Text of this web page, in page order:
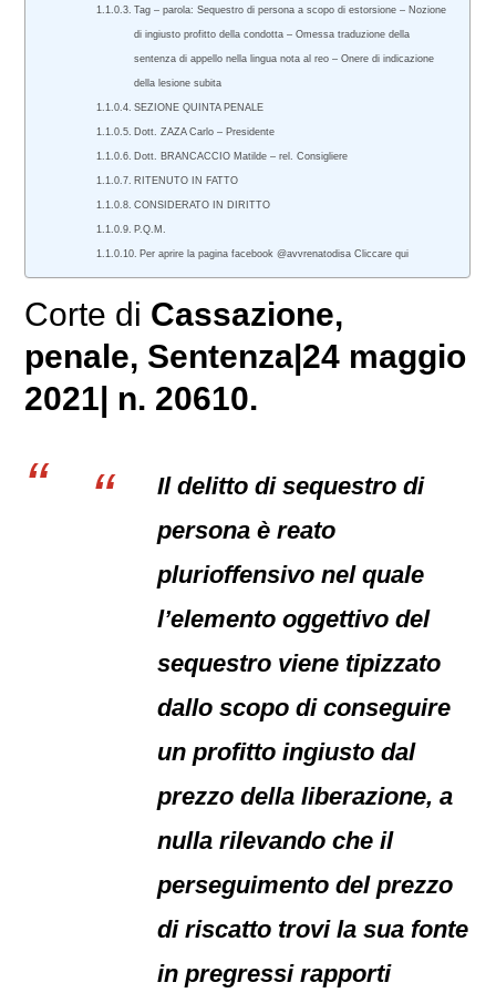
Tag – parola: Sequestro di persona a scopo di estorsione – Nozione
di ingiusto profitto della condotta – Omessa traduzione della
sentenza di appello nella lingua nota al reo – Onere di indicazione
della lesione subita
SEZIONE QUINTA PENALE
Dott. ZAZA Carlo – Presidente
Dott. BRANCACCIO Matilde – rel. Consigliere
RITENUTO IN FATTO
CONSIDERATO IN DIRITTO
P.Q.M.
Per aprire la pagina facebook @avvrenatodisa Cliccare qui
Corte di Cassazione,
penale, Sentenza|24 maggio
2021| n. 20610.
Il delitto di sequestro di
persona è reato
plurioffensivo nel quale
l’elemento oggettivo del
sequestro viene tipizzato
dallo scopo di conseguire
un profitto ingiusto dal
prezzo della liberazione, a
nulla rilevando che il
perseguimento del prezzo
di riscatto trovi la sua fonte
in pregressi rapporti